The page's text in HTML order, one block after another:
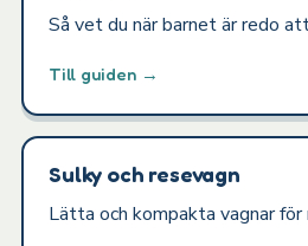
Så vet du när barnet är redo
Till guiden →
Sulky och resevagn
Lätta och kompakta vagnar för